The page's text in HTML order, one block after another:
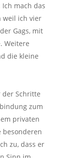
mach das
weil ich vier
Gags, mit
Weitere
die kleine
der Schritte
zum
privaten
besonderen
zu, dass er